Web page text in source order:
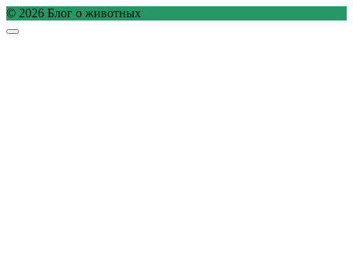
© 2026 Блог о животных